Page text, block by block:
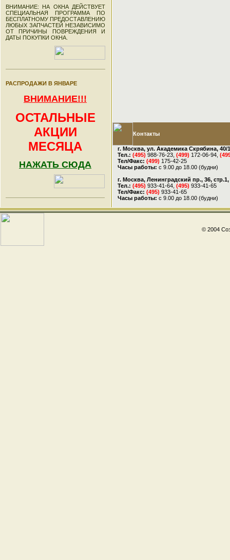
ВНИМАНИЕ: НА ОКНА ДЕЙСТВУЕТ
СПЕЦИАЛЬНАЯ ПРОГРАММА ПО
БЕСПЛАТНОМУ ПРЕДОСТАВЛЕНИЮ
ЛЮБЫХ ЗАПЧАСТЕЙ НЕЗАВИСИМО
ОТ ПРИЧИНЫ ПОВРЕЖДЕНИЯ И
ДАТЫ ПОКУПКИ ОКНА.
РАСПРОДАЖИ В ЯНВАРЕ
ВНИМАНИЕ!!!
ОСТАЛЬНЫЕ
АКЦИИ
МЕСЯЦА
НАЖАТЬ СЮДА
Контакты
г. Москва, ул. Академика Скрябина, 40/1
Тел.: (495) 988-76-23, (499) 172-06-94,
Тел/Факс: (499) 175-42-25
Часы работы: с 9.00 до 18.00 (будни)
г. Москва, Ленинградский пр., 36,
Тел.: (495) 933-41-64, (495) 933-41-65
Тел/Факс: (495) 933-41-65
Часы работы: с 9.00 до 18.00 (будни)
© 2004